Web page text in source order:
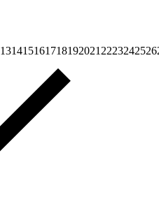
131415161718192021 2223242526